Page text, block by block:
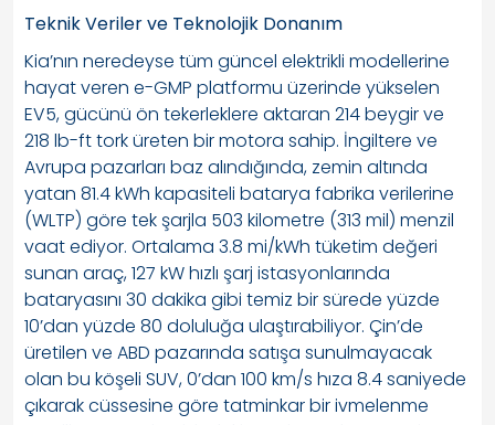
Teknik Veriler ve Teknolojik Donanım
Kia’nın neredeyse tüm güncel elektrikli modellerine
hayat veren e-GMP platformu üzerinde yükselen
EV5, gücünü ön tekerleklere aktaran 214 beygir ve
218 lb-ft tork üreten bir motora sahip. İngiltere ve
Avrupa pazarları baz alındığında, zemin altında
yatan 81.4 kWh kapasiteli batarya fabrika verilerine
(WLTP) göre tek şarjla 503 kilometre (313 mil) menzil
vaat ediyor. Ortalama 3.8 mi/kWh tüketim değeri
sunan araç, 127 kW hızlı şarj istasyonlarında
bataryasını 30 dakika gibi temiz bir sürede yüzde
10’dan yüzde 80 doluluğa ulaştırabiliyor. Çin’de
üretilen ve ABD pazarında satışa sunulmayacak
olan bu köşeli SUV, 0’dan 100 km/s hıza 8.4 saniyede
çıkarak cüssesine göre tatminkar bir ivmelenme